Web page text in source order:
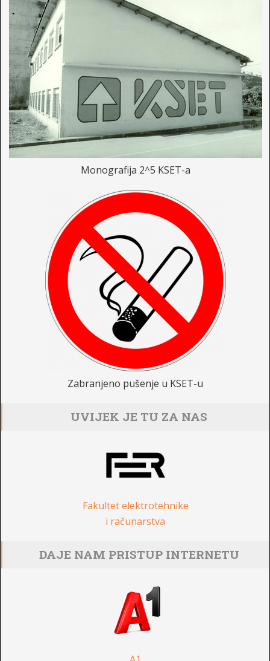
Monografija 2^5 KSET-a
Zabranjeno pušenje u KSET-u
UVIJEK JE TU ZA NAS
Fakultet elektrotehnike
i računarstva
DAJE NAM PRISTUP INTERNETU